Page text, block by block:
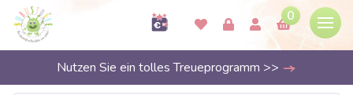
0
Nutzen Sie ein tolles Treueprogramm >>